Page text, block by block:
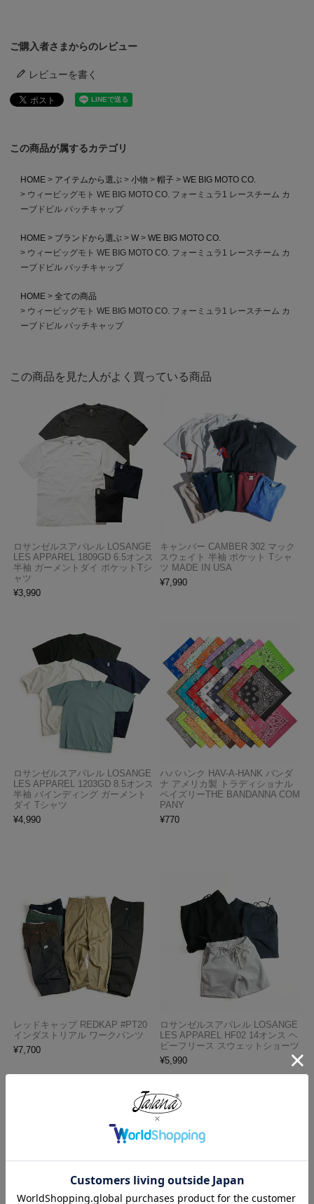
ご購入者さまからのレビュー
レビューを書く
この商品が属するカテゴリ
HOME アイテムから選ぶ 小物 帽子
WE BIG MOTO CO.
ウィービッグモト WE BIG MOTO CO. フォーミュラ1 レースチーム カ
ーブドビル パッチキャップ
HOME ブランドから選ぶ W
WE BIG MOTO CO.
ウィービッグモト WE BIG MOTO CO. フォーミュラ1 レースチーム カ
ーブドビル パッチキャップ
HOME
全ての商品
ウィービッグモト WE BIG MOTO CO. フォーミュラ1 レースチーム カ
ーブドビル パッチキャップ
この商品を見た人がよく買っている商品
ロサンゼルスアパレル LOSANGE
LES APPAREL 1809GD 6.5オンス
半袖 ガーメントダイ ポケットTシ
ャツ
¥3,990
キャンバー CAMBER 302 マック
スウェイト 半袖 ポケット Tシャ
ツ MADE IN USA
¥7,990
ロサンゼルスアパレル LOSANGE
LES APPAREL 1203GD 8.5オンス
半袖 バインディング ガーメント
ダイ Tシャツ
¥4,990
ハバハンク HAV-A-HANK バンダ
ナ アメリカ製 トラディショナル
ペイズリーTHE BANDANNA COM
PANY
¥770
レッドキャップ REDKAP #PT20
インダストリアル ワークパンツ
¥7,700
ロサンゼルスアパレル LOSANGE
LES APPAREL HF02 14オンス ヘ
ビーフリース スウェットショーツ
¥5,990